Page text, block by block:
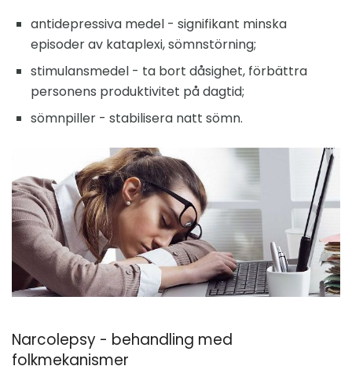
antidepressiva medel - signifikant minska
episoder av kataplexi, sömnstörning;
stimulansmedel - ta bort dåsighet, förbättra
personens produktivitet på dagtid;
sömnpiller - stabilisera natt sömn.
Narcolepsy - behandling med
folkmekanismer